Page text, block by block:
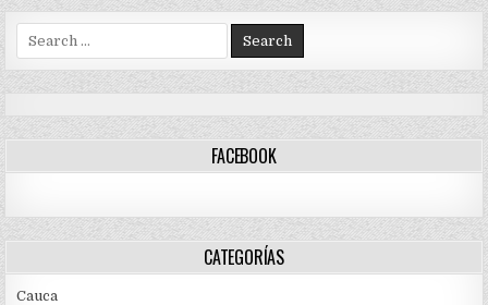
Search
for:
FACEBOOK
CATEGORÍAS
Cauca